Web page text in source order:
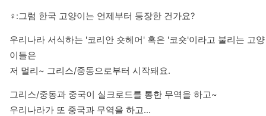
‍♀️:그럼 한국 고양이는 언제부터 등장한 건가요?
우리나라 서식하는 '코리안 숏헤어' 혹은 '코숏'이라고 불리는 고양
이들은
저 멀리~ 그리스/중동으로부터 시작돼요.
그리스/중동과 중국이 실크로드를 통한 무역을 하고~
우리나라가 또 중국과 무역을 하고...